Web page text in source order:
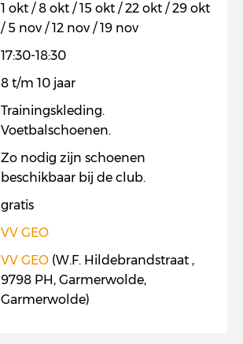
1 okt / 8 okt / 15 okt / 22 okt / 29 okt
/ 5 nov / 12 nov / 19 nov
17:30-18:30
8 t/m 10 jaar
Trainingskleding.
Voetbalschoenen.
Zo nodig zijn schoenen
beschikbaar bij de club.
gratis
VV GEO
VV GEO (W.F. Hildebrandstraat ,
9798 PH, Garmerwolde,
Garmerwolde)